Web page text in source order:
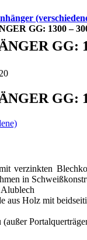
GG: 1300 –
GG:
GG:
verzinkten
in
aus Holz mit